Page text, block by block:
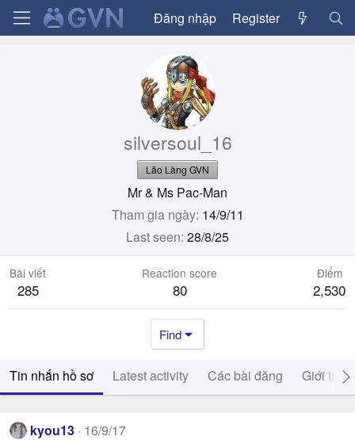
Đăng nhập Register
silversoul_16
Lão Làng GVN
Mr & Ms Pac-Man
Tham gia ngày 14/9/11
Last seen 28/8/25
Bài viết
285
Reaction score
80
Điểm
2,530
Find
Tin nhắn hồ sơ Latest activity Các bài đăng Giới thiệu
kyou13 16/9/17